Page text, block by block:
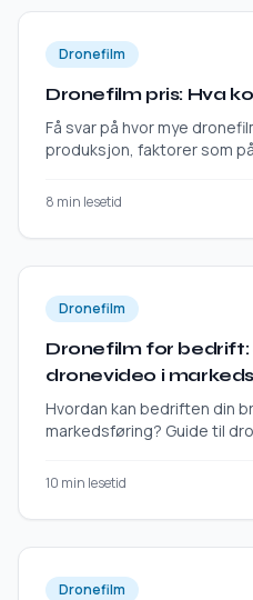
Dronefilm
Dronefilm pris: Hva
Få svar på hvor mye
produksjon, faktorer som
8 min lesetid
Dronefilm
Dronefilm for bedrift:
dronevideo i
Hvordan kan bedriften din
markedsføring? Guide til
dronefilm.
10 min lesetid
Dronefilm